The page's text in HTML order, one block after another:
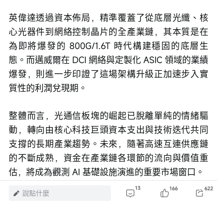
英偉達透過資本佈局，精準覆蓋了從底層光纖、核
心光器件到網絡控制晶片的全產業鏈，其本質是在
為即將爆發的 800G/1.6T 時代構建穩固的底層生
態。而邁威爾在 DCI 網絡與定製化 ASIC 領域的業績
爆發，則進一步印證了這場架構升級正加速步入實
質性的利潤兌現期。
整體而言，光通信板塊的崛起已脫離單純的情緒驅
動，轉向由核心科技巨頭資本支出與技術迭代共同
支撐的長期產業趨勢。未來，隨著高速互連供應鏈
的不斷成熟，資金在產業鏈各環節的流向與價值重
估，將成為觀測 AI 基礎設施演進的重要市場窗口。
風險及免責聲明：以上內容僅代表作者個人觀點，不代表富途任何立場，亦不
說點什麼
13 166 622